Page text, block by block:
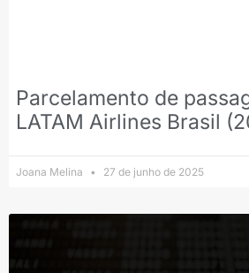
Parcelamento de
LATAM Airlines Brasil
Joana Melina 27 de junho de 2025